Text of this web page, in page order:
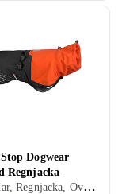
Dogwear
Regnjacka
Hundar, Regnjacka, Overall, Strumpor, Svart, Grå, Blå, Röd, Orange, Grön, Rosa, Lila, S